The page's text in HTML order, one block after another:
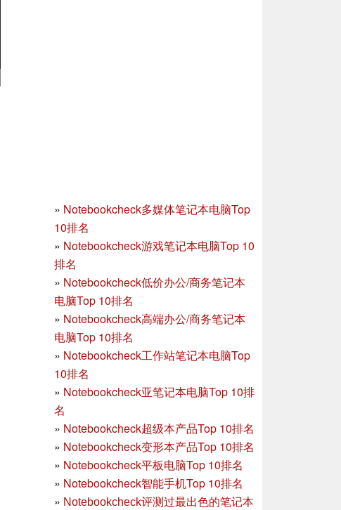
» Notebookcheck多媒体笔记本电脑Top
10排名
» Notebookcheck游戏笔记本电脑Top 10
排名
» Notebookcheck低价办公/商务笔记本
电脑Top 10排名
» Notebookcheck高端办公/商务笔记本
电脑Top 10排名
» Notebookcheck工作站笔记本电脑Top
10排名
» Notebookcheck亚笔记本电脑Top 10排
名
» Notebookcheck超级本产品Top 10排名
» Notebookcheck变形本产品Top 10排名
» Notebookcheck平板电脑Top 10排名
» Notebookcheck智能手机Top 10排名
» Notebookcheck评测过最出色的笔记本